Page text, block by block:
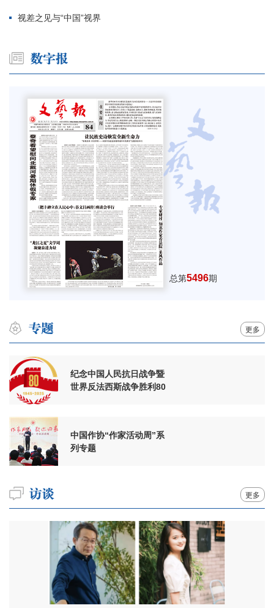
视差之见与“中国”视界
总第5496期
更多
纪念中国人民抗日战争暨
世界反法西斯战争胜利80
中国作协“作家活动周”系
列专题
更多